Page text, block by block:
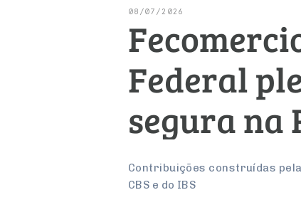
08/07/2026
Federal
segura
Contribuições construídas
CBS e do IBS